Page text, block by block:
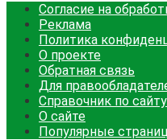
Согласие на
Реклама
Политика
О проекте
Обратная связь
Для
Справочник по сайту
О сайте
Популярные